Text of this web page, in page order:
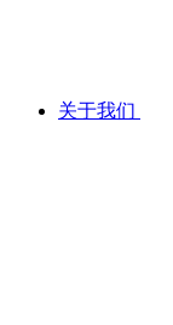
关于我们